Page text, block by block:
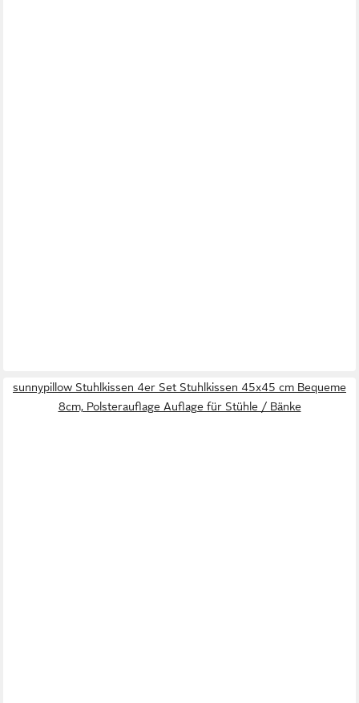
sunnypillow Stuhlkissen 4er Set Stuhlkissen 45x45 cm Bequeme
8cm, Polsterauflage Auflage für Stühle / Bänke